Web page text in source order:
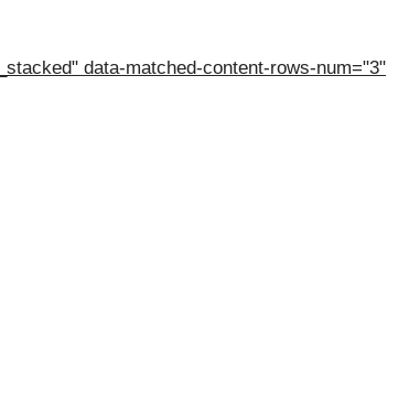
data-matched-content-rows-num="3"